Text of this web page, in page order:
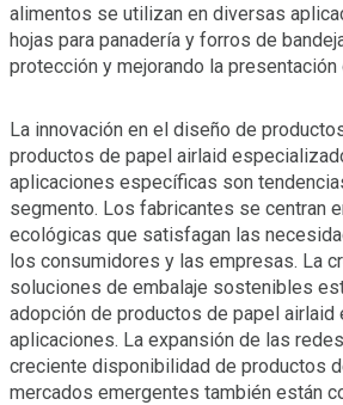
alimentos se utilizan en diversas
hojas para panadería y forros de
protección y mejorando la presentación
La innovación en el diseño de
productos de papel airlaid
aplicaciones específicas son
segmento. Los fabricantes se centran
ecológicas que satisfagan las
los consumidores y las empresas. La
soluciones de embalaje sostenibles
adopción de productos de papel airlaid
aplicaciones. La expansión de las
creciente disponibilidad de productos
mercados emergentes también están